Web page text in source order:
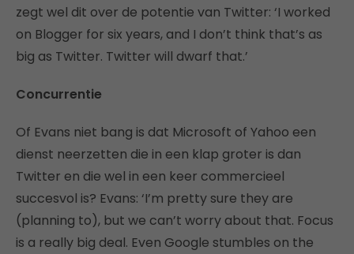
zegt wel dit over de potentie van Twitter: ‘I worked
on Blogger for six years, and I don’t think that’s as
big as Twitter. Twitter will dwarf that.’
Concurrentie
Of Evans niet bang is dat Microsoft of Yahoo een
dienst neerzetten die in een klap groter is dan
Twitter en die wel in een keer commercieel
succesvol is? Evans: ‘I’m pretty sure they are
(planning to), but we can’t worry about that. Focus
is a really big deal. Even Google stumbles on the